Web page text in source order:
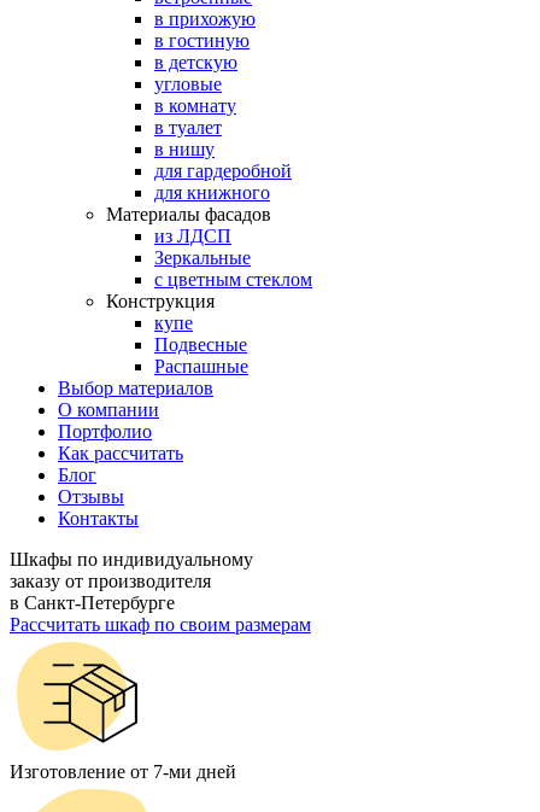
в прихожую
в гостиную
в детскую
угловые
в комнату
в туалет
в нишу
для гардеробной
для книжного
Материалы фасадов
из ЛДСП
Зеркальные
с цветным стеклом
Конструкция
купе
Подвесные
Распашные
Выбор материалов
О компании
Портфолио
Как рассчитать
Блог
Отзывы
Контакты
Шкафы по индивидуальному
заказу от производителя
в Санкт-Петербурге
Рассчитать шкаф по своим размерам
Изготовление от 7-ми дней